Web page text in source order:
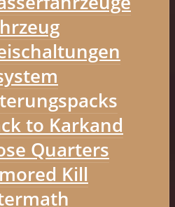
to Karkand
Quarters
Kill